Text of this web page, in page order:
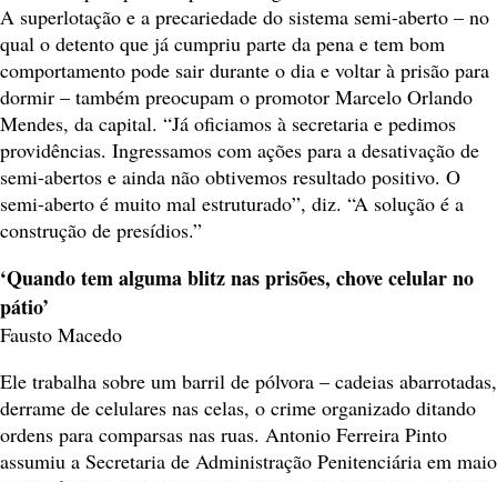
A superlotação e a precariedade do sistema semi-aberto – no
qual o detento que já cumpriu parte da pena e tem bom
comportamento pode sair durante o dia e voltar à prisão para
dormir – também preocupam o promotor Marcelo Orlando
Mendes, da capital. “Já oficiamos à secretaria e pedimos
providências. Ingressamos com ações para a desativação de
semi-abertos e ainda não obtivemos resultado positivo. O
semi-aberto é muito mal estruturado”, diz. “A solução é a
construção de presídios.”
‘Quando tem alguma blitz nas prisões, chove celular no
pátio’
Fausto Macedo
Ele trabalha sobre um barril de pólvora – cadeias abarrotadas,
derrame de celulares nas celas, o crime organizado ditando
ordens para comparsas nas ruas. Antonio Ferreira Pinto
assumiu a Secretaria de Administração Penitenciária em maio